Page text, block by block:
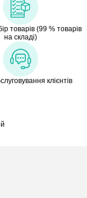
товарів (99 % товарів
на складі)
клієнтів